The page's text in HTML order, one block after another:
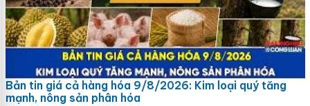
Bản tin giá cả hàng hóa 9/8/2026: Kim loại quý tăng
mạnh, nông sản phân hóa